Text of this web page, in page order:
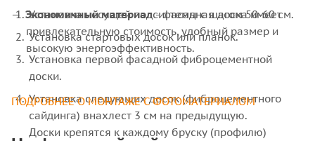
Экономичный материал- фасадная доска имеет
привлекательную стоимость, удобный размер и
высокую энергоэффективность.
Установка несущей подсистемы с шагом 50-60 см.
Установка стартовых досок или планок.
Установка первой фасадной фиброцементной
доски.
Установка следующих досок (фиброцементного
сайдинга) внахлест 3 см на предыдущую.
Доски крепятся к каждому бруску (профилю)
ПОДРОБНЕЕ О МОНТАЖЕ С ФОТОМАТЕРИАЛОМ